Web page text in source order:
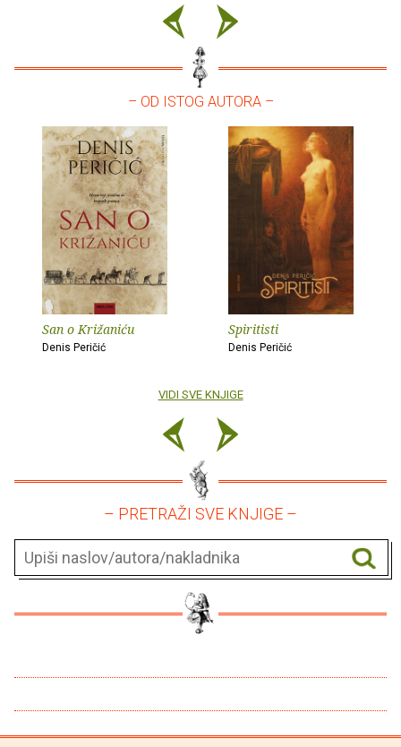
– OD ISTOG AUTORA –
San o Križaniću
Denis Peričić
Spiritisti
Denis Peričić
VIDI SVE KNJIGE
– PRETRAŽI SVE KNJIGE –